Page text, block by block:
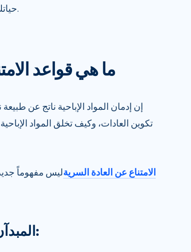
حياتك بفضل نظام مكافأة الدوبامين العلاجي.
ما هي قواعد
إن إدمان المواد الإباحية ناتج عن
تكوين العادات، وكيف تخلق المواد
الامتناع عن العادة السريةليس مفهوماً
: